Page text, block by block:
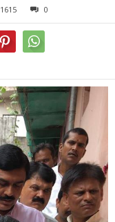
1615 0